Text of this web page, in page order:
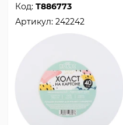
Код:Т886773
Артикул:242242